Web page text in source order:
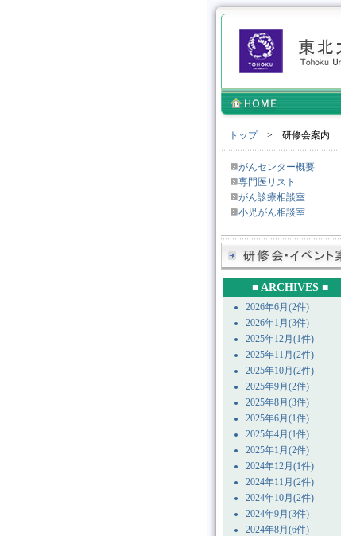
トップ> 研修会案内
がんセンター概要
専門医リスト
がん診療相談室
小児がん相談室
■ ARCHIVES ■
2026年6月(2件)
2026年1月(3件)
2025年12月(1件)
2025年11月(2件)
2025年10月(2件)
2025年9月(2件)
2025年8月(3件)
2025年6月(1件)
2025年4月(1件)
2025年1月(2件)
2024年12月(1件)
2024年11月(2件)
2024年10月(2件)
2024年9月(3件)
2024年8月(6件)